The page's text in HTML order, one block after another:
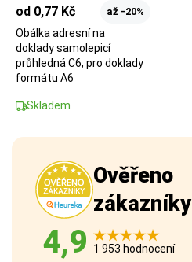
od 0,77 Kč až -20%
Obálka adresní na
doklady samolepicí
průhledná C6, pro doklady
formátu A6
Skladem
Ověřeno
zákazníky
4,9 1 953 hodnocení